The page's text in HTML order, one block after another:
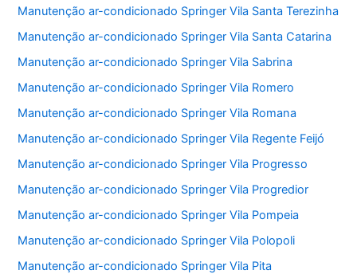
Manutenção ar-condicionado Springer Vila Santa Terezinha
Manutenção ar-condicionado Springer Vila Santa Catarina
Manutenção ar-condicionado Springer Vila Sabrina
Manutenção ar-condicionado Springer Vila Romero
Manutenção ar-condicionado Springer Vila Romana
Manutenção ar-condicionado Springer Vila Regente Feijó
Manutenção ar-condicionado Springer Vila Progresso
Manutenção ar-condicionado Springer Vila Progredior
Manutenção ar-condicionado Springer Vila Pompeia
Manutenção ar-condicionado Springer Vila Polopoli
Manutenção ar-condicionado Springer Vila Pita